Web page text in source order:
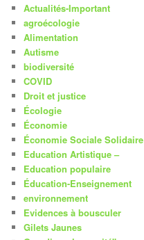
Actualités-Important
agroécologie
Alimentation
Autisme
biodiversité
COVID
Droit et justice
Écologie
Économie
Économie Sociale Solidaire
Education Artistique –
Education populaire
Éducation-Enseignement
environnement
Evidences à bousculer
Gilets Jaunes